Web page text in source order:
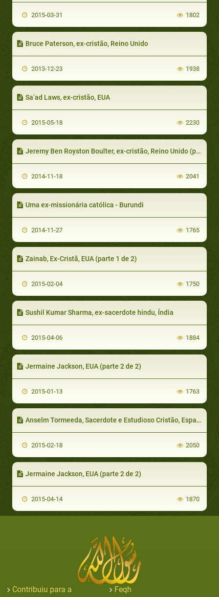
2015-03-31 1802
Bruce Paterson, ex-cristão, Reino Unido
2013-12-23 1938
Sa’ad Laws, ex-cristão, EUA
2015-05-18 2230
Jeremy Ben Royston Boulter, ex-cristão, Reino Unido (parte 4 de 7)
2014-11-18 2041
Uma ex-missionária católica - Burundi
2014-11-27 1765
Zainab, Ex-Cristã, EUA (parte 1 de 2)
2015-02-04 1750
Sushil Kumar Sharma, ex-sacerdote hindu, Índia
2015-04-06 1884
Jermaine Jackson, EUA (parte 2 de 2)
2015-01-13 1763
Anselm Tormeeda, Sacerdote e Estudioso Cristão, Espanha
2015-02-18 2050
Jermaine Jackson, EUA (parte 2 de 2)
2015-04-14 1870
Contribuiu para a
Feqh